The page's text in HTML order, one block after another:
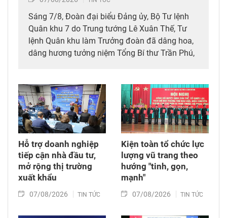
Sáng 7/8, Đoàn đại biểu Đảng ủy, Bộ Tư lệnh
Quân khu 7 do Trung tướng Lê Xuân Thế, Tư
lệnh Quân khu làm Trưởng đoàn đã dâng hoa,
dâng hương tưởng niệm Tổng Bí thư Trần Phú,
liệt sĩ và xác minh thông tin hài cốt liệt sĩ tại
Công viên Lê Thị Riêng, phường Hòa Hưng,
Thành phố Hồ Chí Minh.
Hỗ trợ doanh nghiệp
tiếp cận nhà đầu tư,
mở rộng thị trường
xuất khẩu
07/08/2026 TIN TỨC
Kiện toàn tổ chức lực
lượng vũ trang theo
hướng "tinh, gọn,
mạnh"
07/08/2026 TIN TỨC